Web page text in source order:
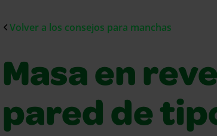
Volver a los consejos para manchas
Masa en
pared de